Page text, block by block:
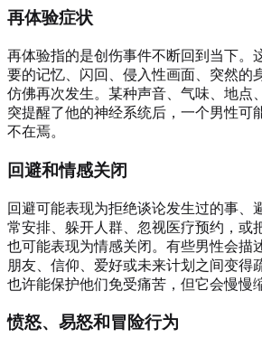
再体验症状
再体验指的是创伤事件不断回到当下。
要的记忆、闪回、侵入性画面、突然的
仿佛再次发生。某种声音、气味、地点
突提醒了他的神经系统后，一个男性可
不在焉。
回避和情感关闭
回避可能表现为拒绝谈论发生过的事、
常安排、躲开人群、忽视医疗预约，或
也可能表现为情感关闭。有些男性会描
朋友、信仰、爱好或未来计划之间变得
也许能保护他们免受痛苦，但它会慢慢
愤怒、易怒和冒险行为